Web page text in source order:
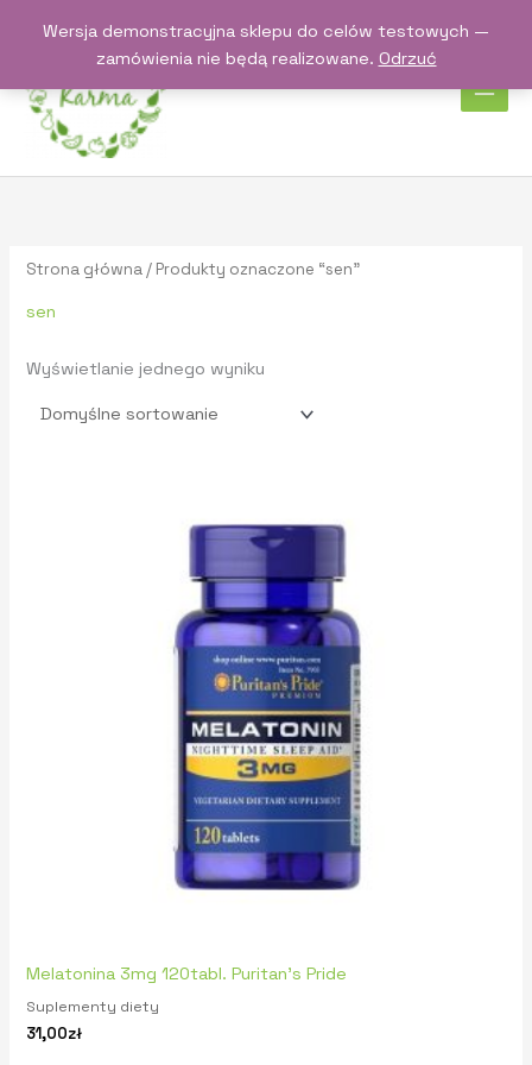
Wersja demonstracyjna sklepu do celów testowych —
zamówienia nie będą realizowane. Odrzuć
Strona główna / Produkty oznaczone “sen”
sen
Wyświetlanie jednego wyniku
Melatonina 3mg 120tabl. Puritan’s Pride
Suplementy diety
31,00zł